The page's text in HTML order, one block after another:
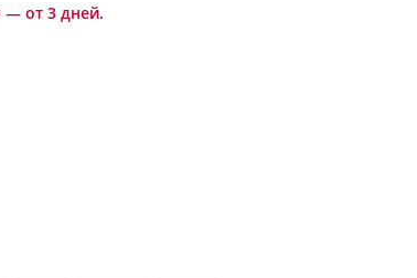
— от 3 дней.